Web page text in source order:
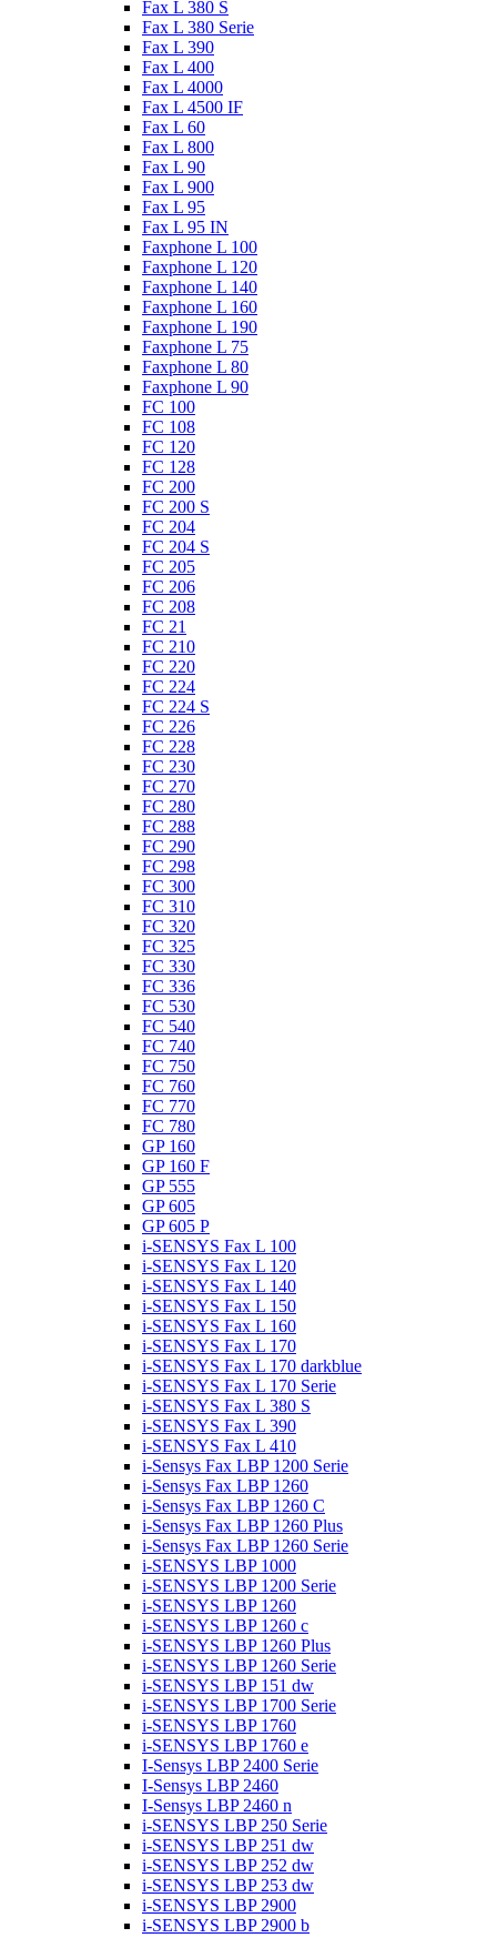
Fax L 380 S
Fax L 380 Serie
Fax L 390
Fax L 400
Fax L 4000
Fax L 4500 IF
Fax L 60
Fax L 800
Fax L 90
Fax L 900
Fax L 95
Fax L 95 IN
Faxphone L 100
Faxphone L 120
Faxphone L 140
Faxphone L 160
Faxphone L 190
Faxphone L 75
Faxphone L 80
Faxphone L 90
FC 100
FC 108
FC 120
FC 128
FC 200
FC 200 S
FC 204
FC 204 S
FC 205
FC 206
FC 208
FC 21
FC 210
FC 220
FC 224
FC 224 S
FC 226
FC 228
FC 230
FC 270
FC 280
FC 288
FC 290
FC 298
FC 300
FC 310
FC 320
FC 325
FC 330
FC 336
FC 530
FC 540
FC 740
FC 750
FC 760
FC 770
FC 780
GP 160
GP 160 F
GP 555
GP 605
GP 605 P
i-SENSYS Fax L 100
i-SENSYS Fax L 120
i-SENSYS Fax L 140
i-SENSYS Fax L 150
i-SENSYS Fax L 160
i-SENSYS Fax L 170
i-SENSYS Fax L 170 darkblue
i-SENSYS Fax L 170 Serie
i-SENSYS Fax L 380 S
i-SENSYS Fax L 390
i-SENSYS Fax L 410
i-Sensys Fax LBP 1200 Serie
i-Sensys Fax LBP 1260
i-Sensys Fax LBP 1260 C
i-Sensys Fax LBP 1260 Plus
i-Sensys Fax LBP 1260 Serie
i-SENSYS LBP 1000
i-SENSYS LBP 1200 Serie
i-SENSYS LBP 1260
i-SENSYS LBP 1260 c
i-SENSYS LBP 1260 Plus
i-SENSYS LBP 1260 Serie
i-SENSYS LBP 151 dw
i-SENSYS LBP 1700 Serie
i-SENSYS LBP 1760
i-SENSYS LBP 1760 e
I-Sensys LBP 2400 Serie
I-Sensys LBP 2460
I-Sensys LBP 2460 n
i-SENSYS LBP 250 Serie
i-SENSYS LBP 251 dw
i-SENSYS LBP 252 dw
i-SENSYS LBP 253 dw
i-SENSYS LBP 2900
i-SENSYS LBP 2900 b